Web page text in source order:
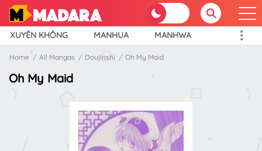
XUYÊN KHÔNG MANHUA MANHWA
Home All Mangas Doujinshi Oh My Maid
Oh My Maid